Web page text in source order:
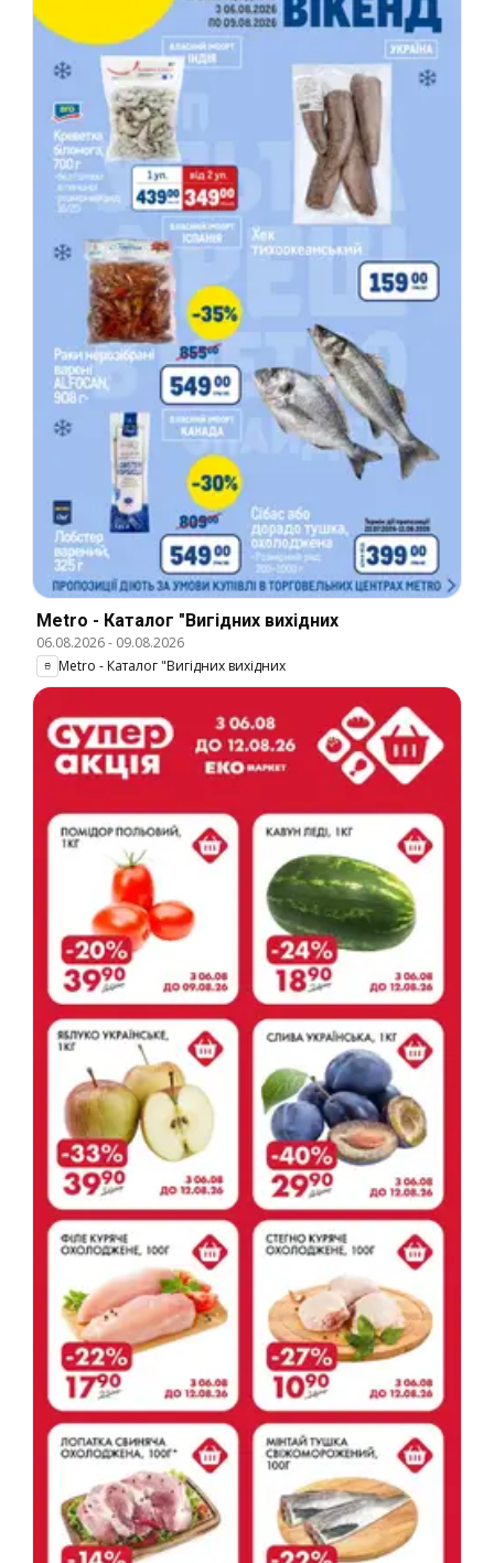
Metro - Каталог "Вигідних вихідних
06.08.2026- 09.08.2026
Metro - Каталог "Вигідних вихідних